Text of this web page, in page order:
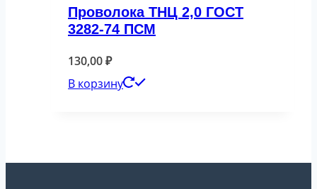
Проволока ТНЦ 2,0 ГОСТ
3282-74 ПСМ
130,00₽
В корзину